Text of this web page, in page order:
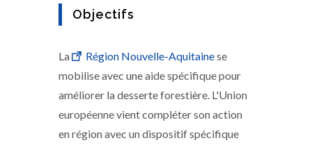
Objectifs
La Région Nouvelle-Aquitainese
mobilise avec une aide spécifique pour
améliorer la desserte forestière. L'Union
européenne vient compléter son action
en région avec un dispositif spécifique